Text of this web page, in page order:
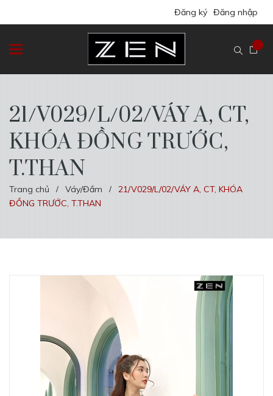
Đăng ký Đăng nhập
21/V029/L/02/VÁY A, CT,
KHÓA ĐỒNG TRƯỚC,
T.THAN
Trang chủ / Váy/Đầm /
21/V029/L/02/VÁY A, CT, KHÓA
ĐỒNG TRƯỚC, T.THAN